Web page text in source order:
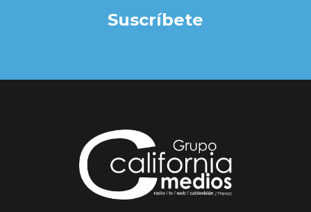
Suscríbete